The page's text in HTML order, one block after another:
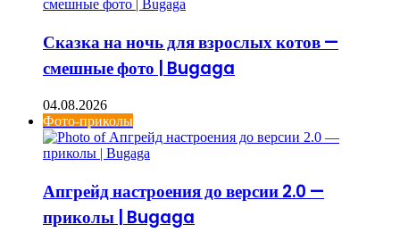
Сказка на ночь для взрослых котов —
смешные фото | Bugaga
04.08.2026
Фото-приколы
Апгрейд настроения до версии 2.0 —
приколы | Bugaga